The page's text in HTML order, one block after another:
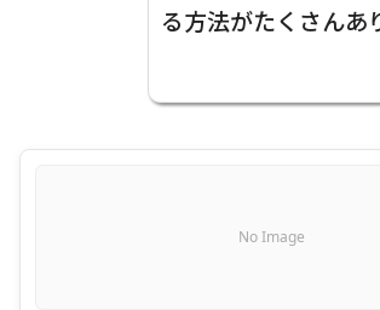
る方法がたくさんあ
No Image